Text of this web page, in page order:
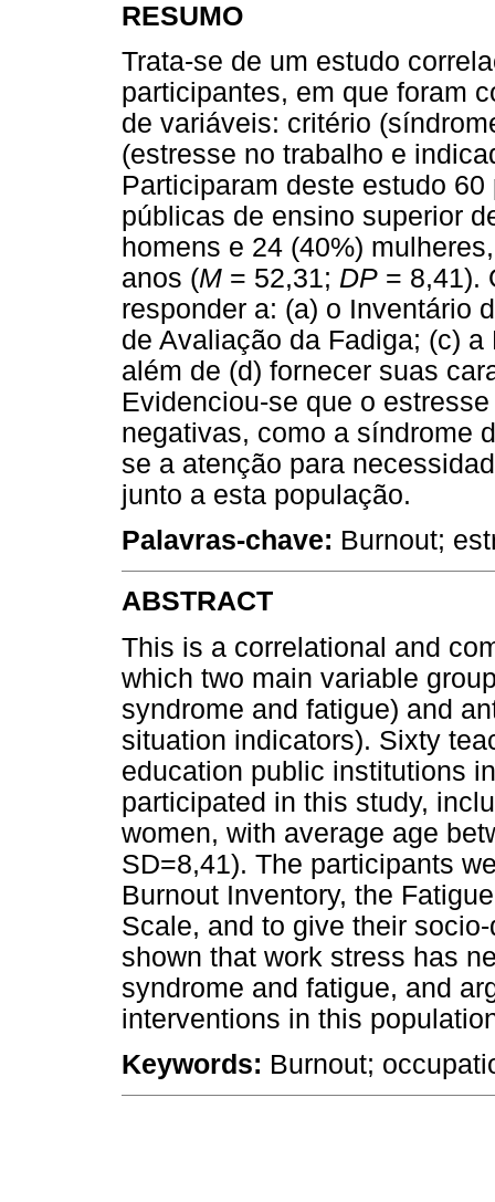
RESUMO
Trata-se de um estudo
participantes, em que foram
de variáveis: critério
(estresse no trabalho e
Participaram deste estudo
públicas de ensino superior
homens e 24 (40%)
anos (M = 52,31; DP = 8,41).
responder a: (a) o Inventário
de Avaliação da Fadiga; (c)
além de (d) fornecer suas
Evidenciou-se que o
negativas, como a síndrome
se a atenção para
junto a esta população.
Palavras-chave: Burnout;
ABSTRACT
This is a correlational and
which two main variable
syndrome and fatigue) and
situation indicators). Sixty
education public institutions
participated in this study,
women, with average age
SD=8,41). The participants
Burnout Inventory, the
Scale, and to give their
shown that work stress has
syndrome and fatigue, and
interventions in this
Keywords: Burnout;